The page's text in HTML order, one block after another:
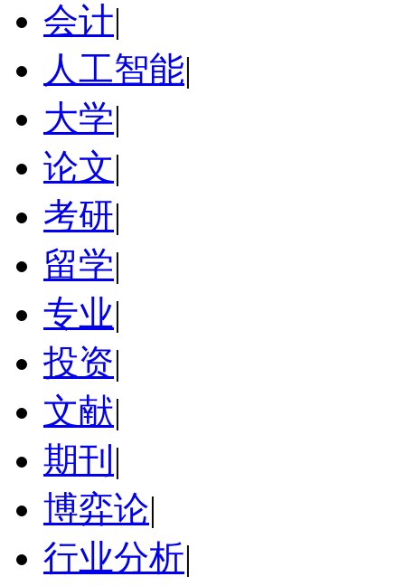
会计|
人工智能|
大学|
论文|
考研|
留学|
专业|
投资|
文献|
期刊 |
博弈论|
行业分析|